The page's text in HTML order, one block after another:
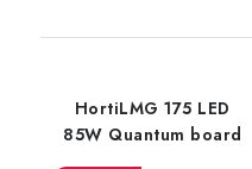
HortiLMG 175 LED
85W Quantum board